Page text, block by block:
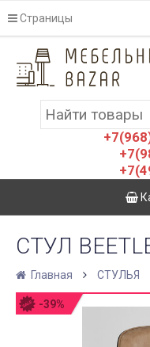
Страницы
СТУЛ
Главная СТУЛЬЯ
-39%